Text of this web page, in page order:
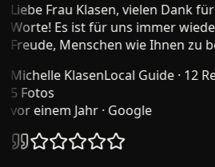
Liebe Frau Klasen, vielen Dank
Worte! Es ist für uns immer
Freude, Menschen wie Ihnen zu
Michelle KlasenLocal Guide · 12
5 Fotos
vor einem Jahr· Google